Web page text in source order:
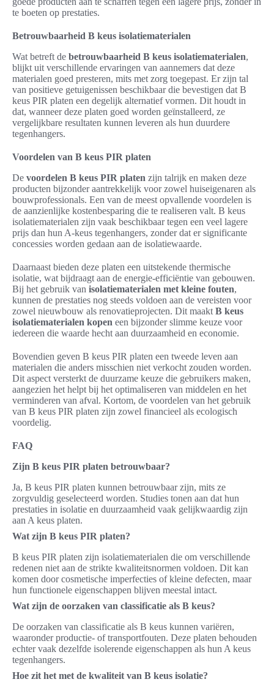
te boeten op prestaties.
Betrouwbaarheid B keus isolatiematerialen
Wat betreft de betrouwbaarheid B keus isolatiematerialen,
blijkt uit verschillende ervaringen van aannemers dat deze
materialen goed presteren, mits met zorg toegepast. Er zijn tal
van positieve getuigenissen beschikbaar die bevestigen dat B
keus PIR platen een degelijk alternatief vormen. Dit houdt in
dat, wanneer deze platen goed worden geïnstalleerd, ze
vergelijkbare resultaten kunnen leveren als hun duurdere
tegenhangers.
Voordelen van B keus PIR platen
De voordelen B keus PIR platen zijn talrijk en maken deze
producten bijzonder aantrekkelijk voor zowel huiseigenaren als
bouwprofessionals. Een van de meest opvallende voordelen is
de aanzienlijke kostenbesparing die te realiseren valt. B keus
isolatiematerialen zijn vaak beschikbaar tegen een veel lagere
prijs dan hun A-keus tegenhangers, zonder dat er significante
concessies worden gedaan aan de isolatiewaarde.
Daarnaast bieden deze platen een uitstekende thermische
isolatie, wat bijdraagt aan de energie-efficiëntie van gebouwen.
Bij het gebruik van isolatiematerialen met kleine fouten,
kunnen de prestaties nog steeds voldoen aan de vereisten voor
zowel nieuwbouw als renovatieprojecten. Dit maakt B keus
isolatiematerialen kopen een bijzonder slimme keuze voor
iedereen die waarde hecht aan duurzaamheid en economie.
Bovendien geven B keus PIR platen een tweede leven aan
materialen die anders misschien niet verkocht zouden worden.
Dit aspect versterkt de duurzame keuze die gebruikers maken,
aangezien het helpt bij het optimaliseren van middelen en het
verminderen van afval. Kortom, de voordelen van het gebruik
van B keus PIR platen zijn zowel financieel als ecologisch
voordelig.
FAQ
Zijn B keus PIR platen betrouwbaar?
Ja, B keus PIR platen kunnen betrouwbaar zijn, mits ze
zorgvuldig geselecteerd worden. Studies tonen aan dat hun
prestaties in isolatie en duurzaamheid vaak gelijkwaardig zijn
aan A keus platen.
Wat zijn B keus PIR platen?
B keus PIR platen zijn isolatiematerialen die om verschillende
redenen niet aan de strikte kwaliteitsnormen voldoen. Dit kan
komen door cosmetische imperfecties of kleine defecten, maar
hun functionele eigenschappen blijven meestal intact.
Wat zijn de oorzaken van classificatie als B keus?
De oorzaken van classificatie als B keus kunnen variëren,
waaronder productie- of transportfouten. Deze platen behouden
echter vaak dezelfde isolerende eigenschappen als hun A keus
tegenhangers.
Hoe zit het met de kwaliteit van B keus isolatie?